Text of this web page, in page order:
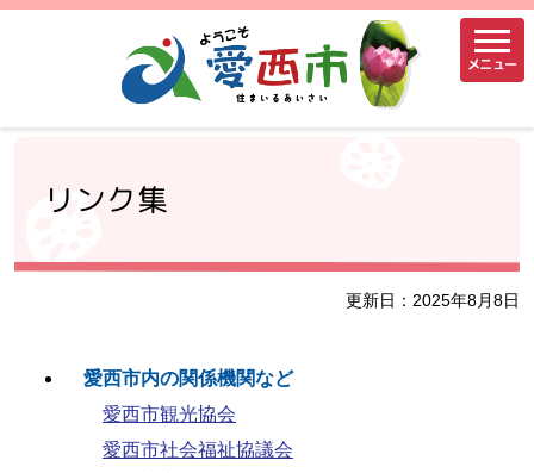
メニュー
リンク集
更新日：2025年8月8日
愛西市内の関係機関など
愛西市観光協会
愛西市社会福祉協議会